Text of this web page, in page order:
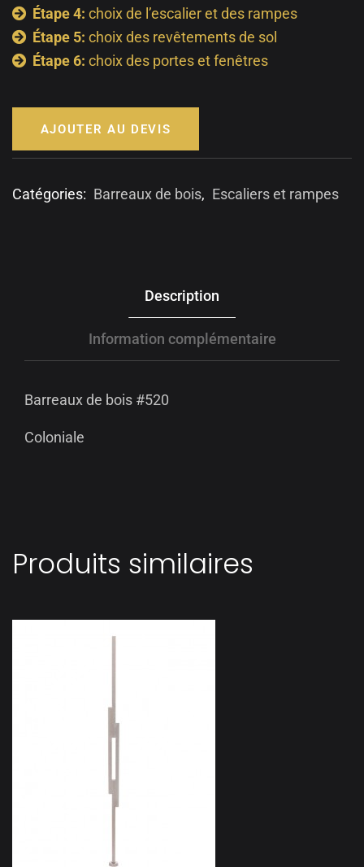
Étape 4: choix de l’escalier et des rampes
Étape 5: choix des revêtements de sol
Étape 6: choix des portes et fenêtres
AJOUTER AU DEVIS
Catégories: Barreaux de bois, Escaliers et rampes
Description
Information complémentaire
Barreaux de bois #520
Coloniale
Produits similaires